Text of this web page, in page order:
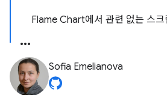
Flame Chart에서 관련 없는 스크
Sofia Emelianova